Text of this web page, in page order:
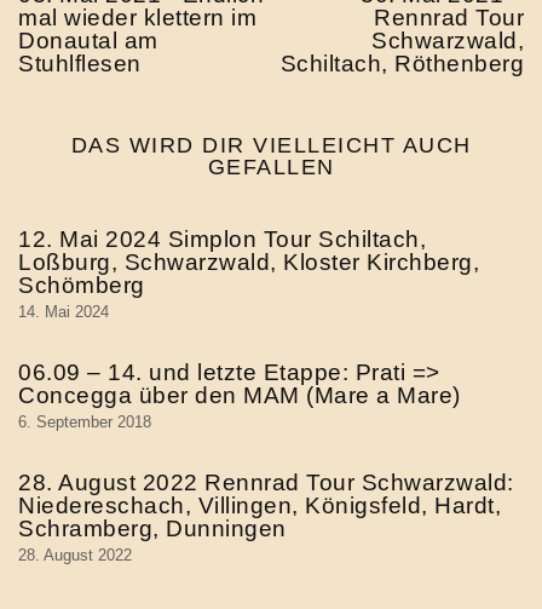
mal wieder klettern im
Donautal am
Stuhlflesen
Rennrad Tour
Schwarzwald,
Schiltach, Röthenberg
DAS WIRD DIR VIELLEICHT AUCH
GEFALLEN
12. Mai 2024 Simplon Tour Schiltach,
Loßburg, Schwarzwald, Kloster Kirchberg,
Schömberg
14. Mai 2024
06.09 – 14. und letzte Etappe: Prati =>
Concegga über den MAM (Mare a Mare)
6. September 2018
28. August 2022 Rennrad Tour Schwarzwald:
Niedereschach, Villingen, Königsfeld, Hardt,
Schramberg, Dunningen
28. August 2022